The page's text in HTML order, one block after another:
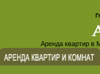
Аренда квартир в